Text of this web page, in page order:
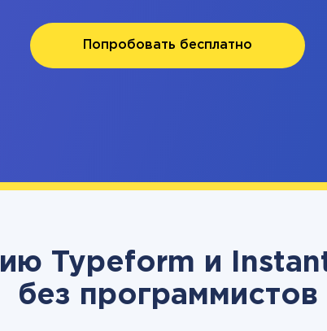
Попробовать бесплатно
Typeform и
без программистов